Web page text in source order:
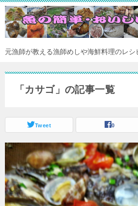
元漁師が教える漁師めしや海鮮料理のレシ
「カサゴ」の記事一覧
Tweet 0